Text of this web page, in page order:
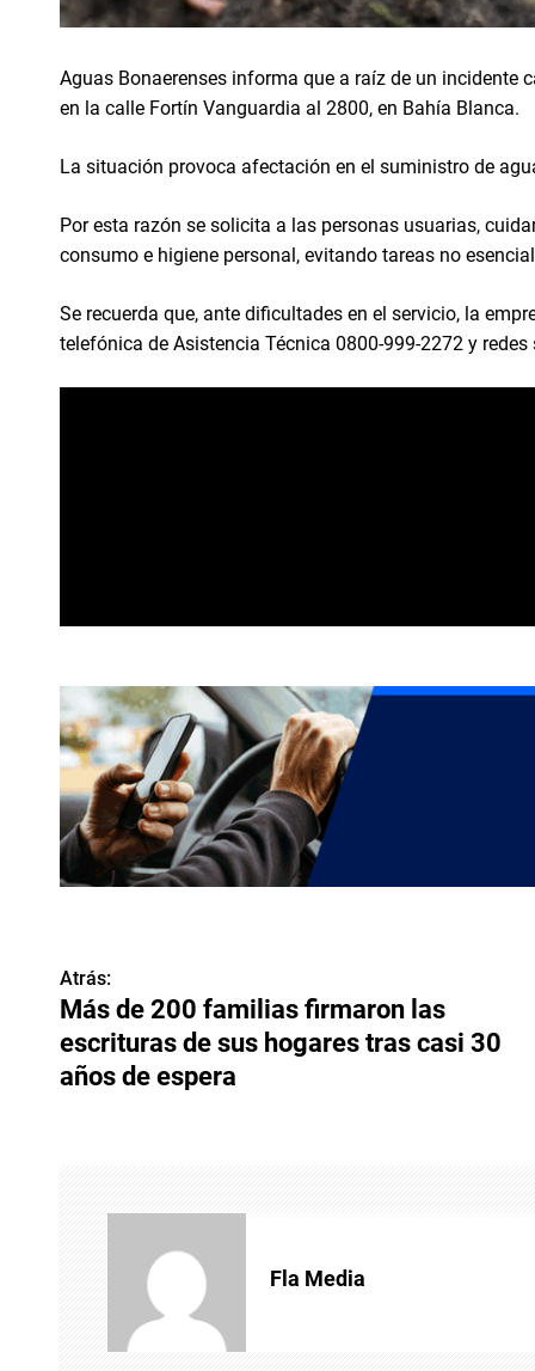
Aguas Bonaerenses informa que a raíz de un incidente
en la calle Fortín Vanguardia al 2800, en Bahía Blanca.
La situación provoca afectación en el suministro de
Por esta razón se solicita a las personas usuarias,
consumo e higiene personal, evitando tareas no
Se recuerda que, ante dificultades en el servicio, la
telefónica de Asistencia Técnica 0800-999-2272 y
N
a
v
Atrás:
Más de 200 familias firmaron las
escrituras de sus hogares tras casi 30
años de espera
Fla Media